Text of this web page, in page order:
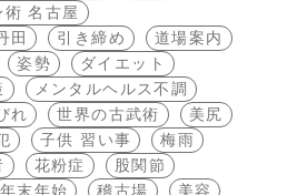
術 名古屋
田 引き締め
道場案内
姿勢
ダイエット
メンタルヘルス不調
れ 世界の古武術
美尻
子供 習い事
梅雨
花粉症
股関節
年末年始 稽古場
美容